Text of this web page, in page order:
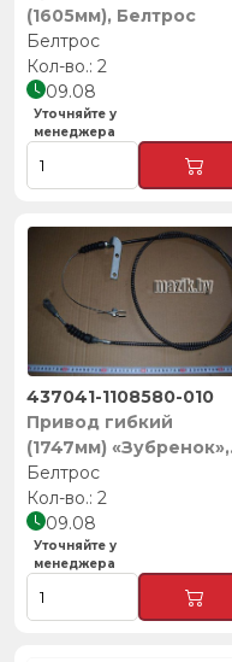
(1605мм), Белтрос
Белтрос
2
09.08
Уточняйте у
менеджера
Привод гибкий
(1747мм) «Зубренок»,
Белтрос
437041-1108580-010
Белтрос
2
09.08
Уточняйте у
менеджера